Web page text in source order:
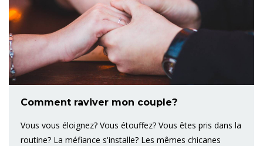
Comment raviver mon couple?
Vous vous éloignez? Vous étouffez? Vous êtes pris dans la
routine? La méfiance s'installe? Les mêmes chicanes